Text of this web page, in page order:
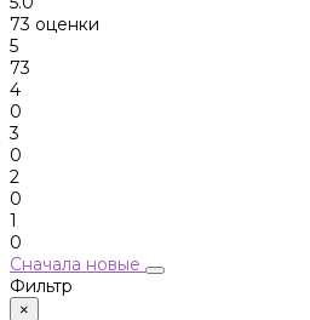
73 оценки
5
73
4
0
3
0
2
0
1
0
Сначала новые
Фильтр
×